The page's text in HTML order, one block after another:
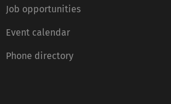
Job opportunities
Event calendar
Phone directory